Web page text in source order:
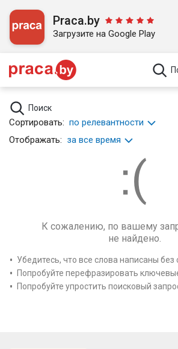
Praca.by
Загрузите на Google Play
Поиск
Сортировать: по релевантности
Отображать: за все время
К сожалению, по вашему
не найдено.
Убедитесь, что все слова написаны без
Попробуйте перефразировать
Попробуйте упростить поисковый